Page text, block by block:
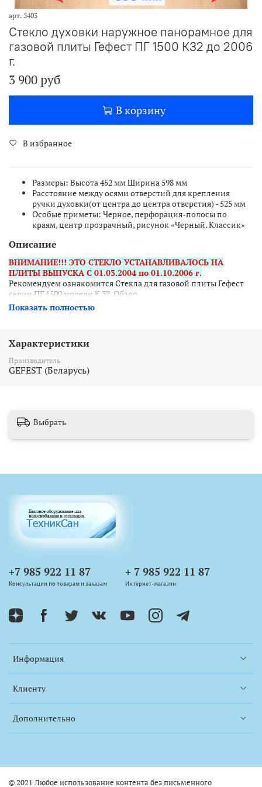
арт. 5403
Стекло духовки наружное панорамное для
газовой плиты Гефест ПГ 1500 К32 до 2006
г.
3 900 руб
В корзину
В избранное
Размеры: Высота 452 мм Ширина 598 мм
Расстояние между осями отверстий для крепления
ручки духовки(от центра до центра отверстия) - 525 мм
Особые приметы: Черное, перфорация-полосы по
краям, центр прозрачный, рисунок «Черный. Классик»
Описание
ВНИМАНИЕ!!! ЭТО СТЕКЛО УСТАНАВЛИВАЛОСЬ НА
ПЛИТЫ ВЫПУСКА С 01.03.2004 по 01.10.2006 г.
Рекомендуем ознакомится Стекла для газовой плиты Гефест
серии ПГ 1500 модели К 32. Обзор.
Показать полностью
Характеристики
Производитель
GEFEST (Беларусь)
Выбрать
Информация
Клиенту
Дополнительно
+7 985 922 11 87
Консультации по товарам и заказам
+ 7 985 922 11 87
Интернет-магазин
© 2021 Любое использование контента без письменного